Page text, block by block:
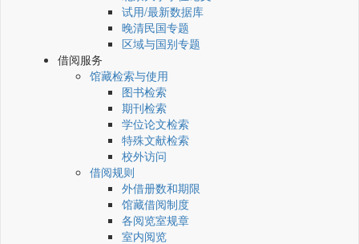
试用/最新数据库
晚清民国专题
区域与国别专题
借阅服务
馆藏检索与使用
图书检索
期刊检索
学位论文检索
特殊文献检索
校外访问
借阅规则
外借册数和期限
馆藏借阅制度
各阅览室规章
室内阅览